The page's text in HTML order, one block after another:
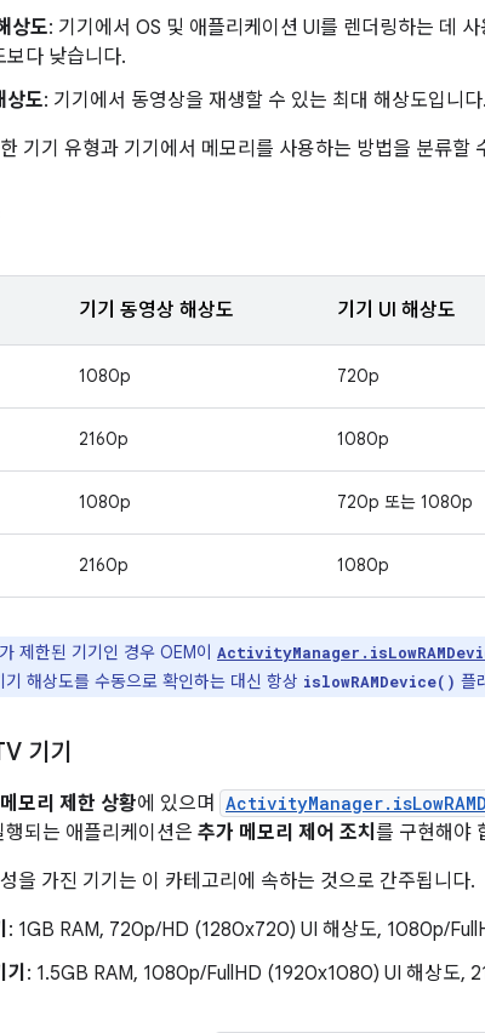
상도: 기기에서 OS 및 애플리케이션 UI를 렌더링하는 데
보다 낮습니다.
상도: 기기에서 동영상을 재생할 수 있는 최대 해상도입니다.
기기 유형과 기기에서 메모리를 사용하는 방법을 분류할
기기 동영상 해상도 기기 UI 해상도
1080p 720p
2160p 1080p
1080p 720p 또는 1080p
2160p 1080p
제한된 기기인 경우 OEM이
기 해상도를 수동으로 확인하는 대신 항상 islowRAMDevice() 플
기기
메모리 제한 상황에 있으며
되는 애플리케이션은 추가 메모리 제어 조치 를 구현해야
을 가진 기기는 이 카테고리에 속하는 것으로 간주됩니다.
: 1GB RAM, 720p/HD (1280x720) UI 해상도, 1080p/
: 1.5GB RAM, 1080p/FullHD (1920x1080) UI 해상도,